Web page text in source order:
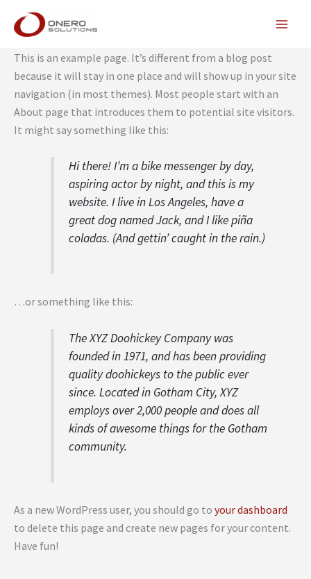
Lewati
This is an example page. It’s different from a blog post
because it will stay in one place and will show up in your site
navigation (in most themes). Most people start with an
About page that introduces them to potential site visitors.
It might say something like this:
Hi there! I’m a bike messenger by day,
aspiring actor by night, and this is my
website. I live in Los Angeles, have a
great dog named Jack, and I like piña
coladas. (And gettin’ caught in the rain.)
…or something like this:
The XYZ Doohickey Company was
founded in 1971, and has been providing
quality doohickeys to the public ever
since. Located in Gotham City, XYZ
employs over 2,000 people and does all
kinds of awesome things for the Gotham
community.
As a new WordPress user, you should go to your dashboard
to delete this page and create new pages for your content.
Have fun!